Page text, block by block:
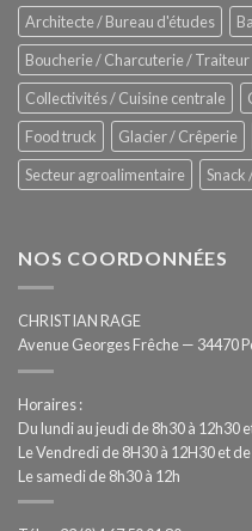
–
totale
Architecte / Bureau d'études
Boucherie / Charcuterie / Traiteur
Collectivités / Cuisine centrale
Food truck
Glacier / Crêperie
Secteur agroalimentaire
Snack
NOS COORDONNÉES
CHRISTIAN RAGE
Avenue Georges Frêche — 34470
Horaires :
Du lundi au jeudi de 8h30 à 12h30
Le Vendredi de 8H30 à 12H30 et
Le samedi de 8h30 à 12h